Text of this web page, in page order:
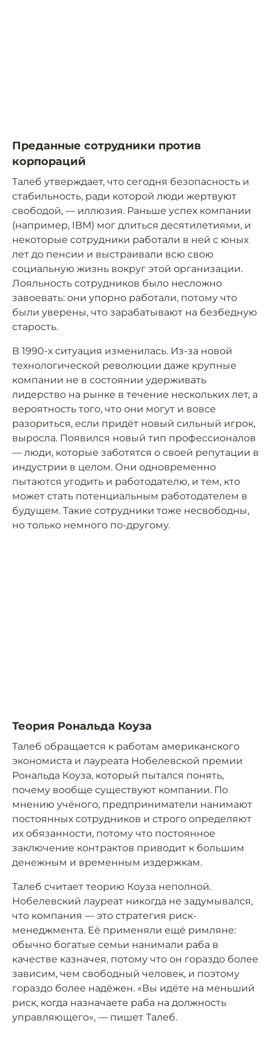
Преданные сотрудники против
корпораций
Талеб утверждает, что сегодня безопасность и
стабильность, ради которой люди жертвуют
свободой, — иллюзия. Раньше успех компании
(например, IBM) мог длиться десятилетиями, и
некоторые сотрудники работали в ней с юных
лет до пенсии и выстраивали всю свою
социальную жизнь вокруг этой организации.
Лояльность сотрудников было несложно
завоевать: они упорно работали, потому что
были уверены, что зарабатывают на безбедную
старость.
В 1990-х ситуация изменилась. Из-за новой
технологической революции даже крупные
компании не в состоянии удерживать
лидерство на рынке в течение нескольких лет, а
вероятность того, что они могут и вовсе
разориться, если придёт новый сильный игрок,
выросла. Появился новый тип профессионалов
— люди, которые заботятся о своей репутации в
индустрии в целом. Они одновременно
пытаются угодить и работодателю, и тем, кто
может стать потенциальным работодателем в
будущем. Такие сотрудники тоже несвободны,
но только немного по-другому.
Теория Рональда Коуза
Талеб обращается к работам американского
экономиста и лауреата Нобелевской премии
Рональда Коуза, который пытался понять,
почему вообще существуют компании. По
мнению учёного, предприниматели нанимают
постоянных сотрудников и строго определяют
их обязанности, потому что постоянное
заключение контрактов приводит к большим
денежным и временным издержкам.
Талеб считает теорию Коуза неполной.
Нобелевский лауреат никогда не задумывался,
что компания — это стратегия риск-
менеджмента. Её применяли ещё римляне:
обычно богатые семьи нанимали раба в
качестве казначея, потому что он гораздо более
зависим, чем свободный человек, и поэтому
гораздо более надёжен. «Вы идёте на меньший
риск, когда назначаете раба на должность
управляющего», — пишет Талеб.